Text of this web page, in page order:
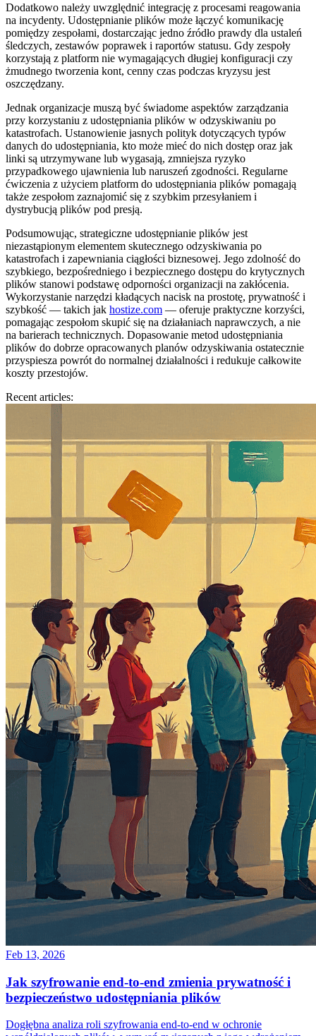
Dodatkowo należy uwzględnić integrację z procesami reagowania
na incydenty. Udostępnianie plików może łączyć komunikację
pomiędzy zespołami, dostarczając jedno źródło prawdy dla ustaleń
śledczych, zestawów poprawek i raportów statusu. Gdy zespoły
korzystają z platform nie wymagających długiej konfiguracji czy
żmudnego tworzenia kont, cenny czas podczas kryzysu jest
oszczędzany.
Jednak organizacje muszą być świadome aspektów zarządzania
przy korzystaniu z udostępniania plików w odzyskiwaniu po
katastrofach. Ustanowienie jasnych polityk dotyczących typów
danych do udostępniania, kto może mieć do nich dostęp oraz jak
linki są utrzymywane lub wygasają, zmniejsza ryzyko
przypadkowego ujawnienia lub naruszeń zgodności. Regularne
ćwiczenia z użyciem platform do udostępniania plików pomagają
także zespołom zaznajomić się z szybkim przesyłaniem i
dystrybucją plików pod presją.
Podsumowując, strategiczne udostępnianie plików jest
niezastąpionym elementem skutecznego odzyskiwania po
katastrofach i zapewniania ciągłości biznesowej. Jego zdolność do
szybkiego, bezpośredniego i bezpiecznego dostępu do krytycznych
plików stanowi podstawę odporności organizacji na zakłócenia.
Wykorzystanie narzędzi kładących nacisk na prostotę, prywatność i
szybkość — takich jak hostize.com — oferuje praktyczne korzyści,
pomagając zespołom skupić się na działaniach naprawczych, a nie
na barierach technicznych. Dopasowanie metod udostępniania
plików do dobrze opracowanych planów odzyskiwania ostatecznie
przyspiesza powrót do normalnej działalności i redukuje całkowite
koszty przestojów.
Recent articles:
Feb 13, 2026
Jak szyfrowanie end-to-end zmienia prywatność i
bezpieczeństwo udostępniania plików
Dogłębna analiza roli szyfrowania end-to-end w ochronie